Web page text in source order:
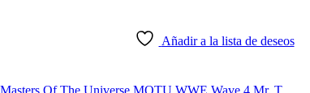
Añadir a la lista de deseos